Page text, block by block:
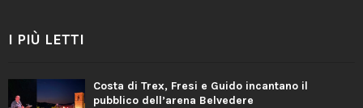
I PIÙ LETTI
Costa di Trex, Fresi e Guido incantano il
pubblico dell’arena Belvedere